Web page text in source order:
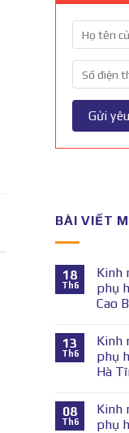
BÀI VIẾT
18
Th6
Kinh
phụ
Cao
13
Th6
Kinh
phụ
Hà
08
Th6
Kinh
phụ